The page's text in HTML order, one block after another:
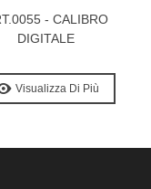
- CALIBRO
DIGITALE
Visualizza Di Più